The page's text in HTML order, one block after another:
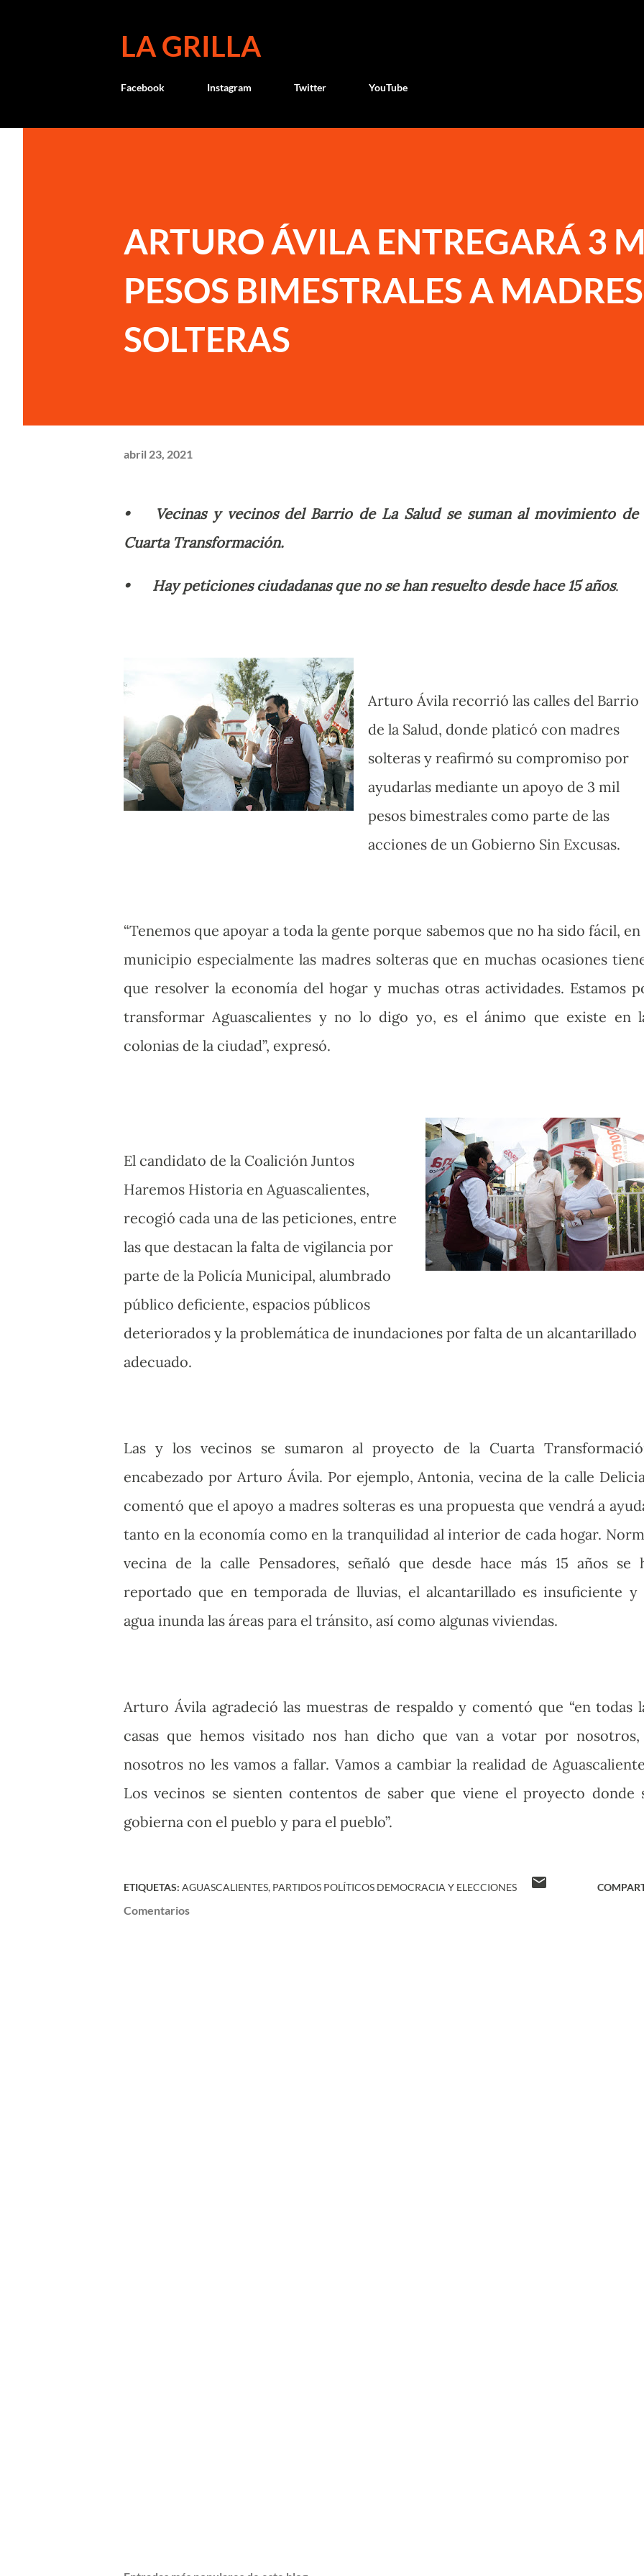
LA GRILLA
Facebook Instagram Twitter YouTube
ARTURO ÁVILA ENTREGARÁ 3
PESOS BIMESTRALES A MADRES
SOLTERAS
abril 23, 2021
•
Vecinas y vecinos del Barrio de La Salud se suman al movimiento de
Cuarta Transformación.
• Hay peticiones ciudadanas que no se han resuelto desde hace 15 años.
Arturo Ávila recorrió las calles del Barrio
de la Salud, donde platicó con madres
solteras y reafirmó su compromiso por
ayudarlas mediante un apoyo de 3 mil
pesos bimestrales como parte de las
acciones de un Gobierno Sin Excusas.
“Tenemos que apoyar a toda la gente porque sabemos que no ha sido fácil, en
municipio especialmente las madres solteras que en muchas ocasiones
que resolver la economía del hogar y muchas otras actividades. Estamos
transformar Aguascalientes y no lo digo yo, es el ánimo que existe en
colonias de la ciudad”, expresó.
El candidato de la Coalición Juntos
Haremos Historia en Aguascalientes,
recogió cada una de las peticiones, entre
las que destacan la falta de vigilancia por
parte de la Policía Municipal, alumbrado
público deficiente, espacios públicos
deteriorados y la problemática de inundaciones por falta de un alcantarillado
adecuado.
Las y los vecinos se sumaron al proyecto de la Cuarta
encabezado por Arturo Ávila. Por ejemplo, Antonia, vecina de la calle
comentó que el apoyo a madres solteras es una propuesta que vendrá a
tanto en la economía como en la tranquilidad al interior de cada hogar.
vecina de la calle Pensadores, señaló que desde hace más 15 años se
reportado que en temporada de lluvias, el alcantarillado es insuficiente y
agua inunda las áreas para el tránsito, así como algunas viviendas.
Arturo Ávila agradeció las muestras de respaldo y comentó que “en todas
casas que hemos visitado nos han dicho que van a votar por
nosotros no les vamos a fallar. Vamos a cambiar la realidad de
Los vecinos se sienten contentos de saber que viene el proyecto donde
gobierna con el pueblo y para el pueblo”.
ETIQUETAS: AGUASCALIENTES PARTIDOS POLÍTICOS DEMOCRACIA Y ELECCIONES
Comentarios